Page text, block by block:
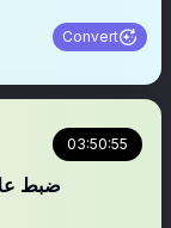
Convert
03:50:55
ضبط علاقة